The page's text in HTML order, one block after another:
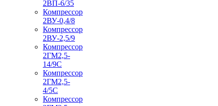
2ВП-6/35
Компрессор
2ВУ-0,4/8
Компрессор
2ВУ-2,5/9
Компрессор
2ГМ2,5-
14/9С
Компрессор
2ГМ2,5-
4/5С
Компрессор